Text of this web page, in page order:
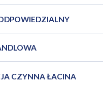
CZYNNA ŁACINA